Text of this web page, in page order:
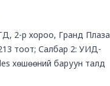
2-р хороо, Гранд Плаза
тоот; Салбар 2: УИД-
хөшөөний баруун талд